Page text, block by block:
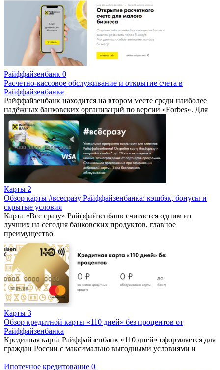
Райффайзенбанк 0
Расчетно-кассовое обслуживание и открытие счета в
Райффайзенбанке
Райффайзенбанк находится на втором месте среди наиболее
надёжных банковских организаций по версии «Forbes». Для
Карты 2
Обзор карты #всесразу Райффайзенбанка: кэшбэк, бонусы и
скрытые условия
Карта «Все сразу» Райффайзенбанк считается одним из
лучших на сегодня банковских продуктов, главное
преимущество
Карты 3
Обзор кредитной карты «110 дней» без процентов от
Райффайзенбанка
Кредитная карта Райффайзенбанк «110 дней» оформляется для
граждан России с максимально выгодными условиями и
Ипотечное кредитование 0